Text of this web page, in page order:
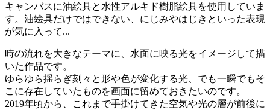
キャンバスに油絵具と水性アルキド樹脂絵具を使用していま
す。油絵具だけではできない、にじみやはじきといった表現
が気に入って...
時の流れを大きなテーマに、水面に映る光をイメージして描
いた作品です。
ゆらゆら揺らぎ刻々と形や色が変化する光、でも一瞬でもそ
こに存在していたものを画面に留めておきたいのです。
2019年頃から、これまで手掛けてきた空気や光の層が前後に